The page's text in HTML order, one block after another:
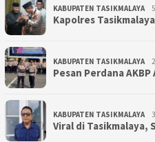
KABUPATEN TASIKMALAYA
Kapolres
KABUPATEN TASIKMALAYA
Pesan Perdana
KABUPATEN TASIKMALAYA
Viral di Tasikmalaya,